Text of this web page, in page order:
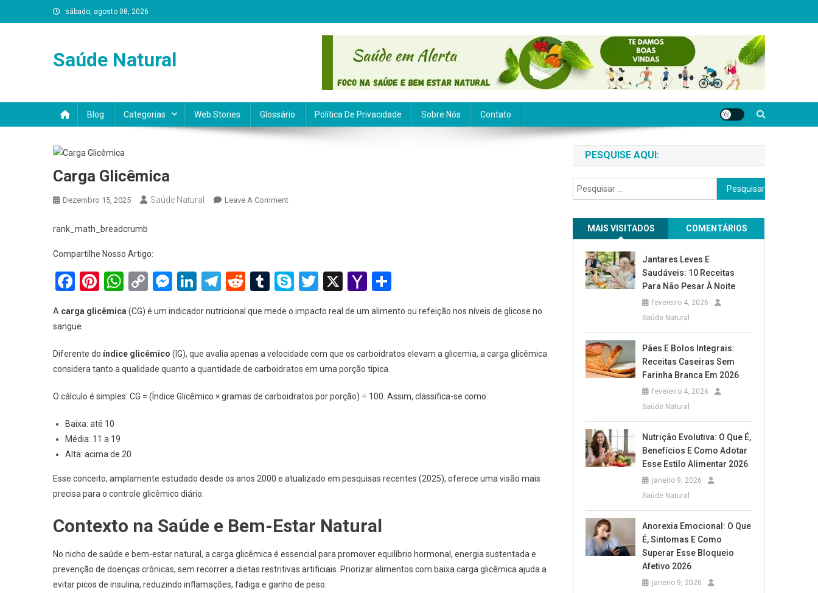
to
sábado, agosto 08, 2026
Saúde Natural
Blog Categorias Web Stories Glossário Política De Privacidade Sobre Nós Contato
Carga Glicêmica
Dezembro 15, 2025 Saúde Natural Leave A CommentOn
rank_math_breadcrumb
Compartilhe Nosso Artigo:
Facebook
Pinterest
WhatsApp
CopyMessenger
LinkedIn
Telegram
RedditTumblr
SkypeTwitter
X
Yahoo
A carga glicêmica (CG) é um indicador nutricional que mede o impacto real de um alimento ou refeição nos níveis de glicose no
sangue.
Diferente do índice glicêmico (IG), que avalia apenas a velocidade com que os carboidratos elevam a glicemia, a carga glicêmica
considera tanto a qualidade quanto a quantidade de carboidratos em uma porção típica.
O cálculo é simples: CG = (Índice Glicêmico × gramas de carboidratos por porção) ÷ 100. Assim, classifica-se como:
Baixa: até 10
Média: 11 a 19
Alta: acima de 20
Esse conceito, amplamente estudado desde os anos 2000 e atualizado em pesquisas recentes (2025), oferece uma visão mais
precisa para o controle glicêmico diário.
Contexto na Saúde e Bem-Estar Natural
No nicho de saúde e bem-estar natural, a carga glicêmica é essencial para promover equilíbrio hormonal, energia sustentada e
prevenção de doenças crônicas, sem recorrer a dietas restritivas artificiais. Priorizar alimentos com baixa carga glicêmica ajuda a
evitar picos de insulina, reduzindo inflamações, fadiga e ganho de peso.
PESQUISE AQUI:
Pesquisar
por:
MAIS VISITADOS COMENTÁRIOS
Jantares Leves E
Saudáveis: 10 Receitas
Para Não Pesar À Noite
fevereiro 4, 2026
Saúde Natural
Pães E Bolos Integrais:
Receitas Caseiras Sem
Farinha Branca Em 2026
fevereiro 4, 2026
Saúde Natural
Nutrição Evolutiva: O Que É,
Benefícios E Como Adotar
Esse Estilo Alimentar 2026
janeiro 9, 2026
Saúde Natural
Anorexia Emocional: O Que
É, Sintomas E Como
Superar Esse Bloqueio
Afetivo 2026
janeiro 9, 2026